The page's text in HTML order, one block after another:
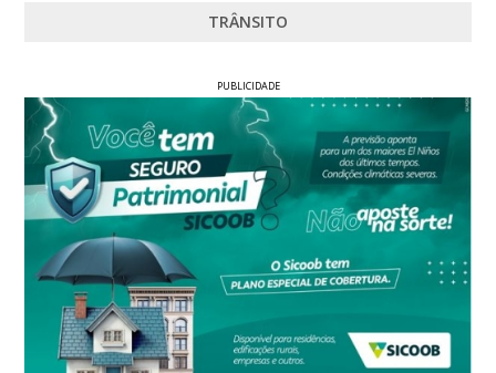
TRÂNSITO
PUBLICIDADE